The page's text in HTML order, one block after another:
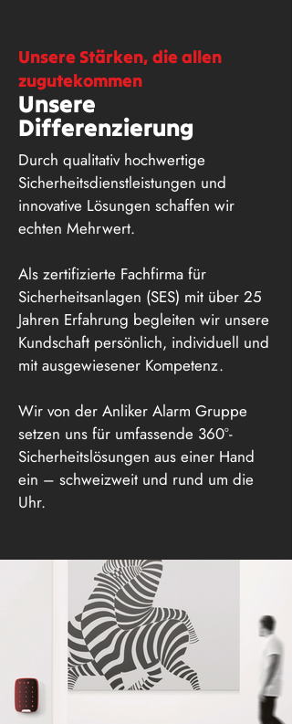
Unsere Stärken, die allen
zugutekommen
Unsere
Differenzierung
Durch qualitativ hochwertige
Sicherheitsdienstleistungen und
innovative Lösungen schaffen wir
echten Mehrwert.
Als zertifizierte Fachfirma für
Sicherheitsanlagen (SES) mit über 25
Jahren Erfahrung begleiten wir unsere
Kundschaft persönlich, individuell und
mit ausgewiesener Kompetenz.
Wir von der Anliker Alarm Gruppe
setzen uns für umfassende 360°-
Sicherheitslösungen aus einer Hand
ein – schweizweit und rund um die
Uhr.